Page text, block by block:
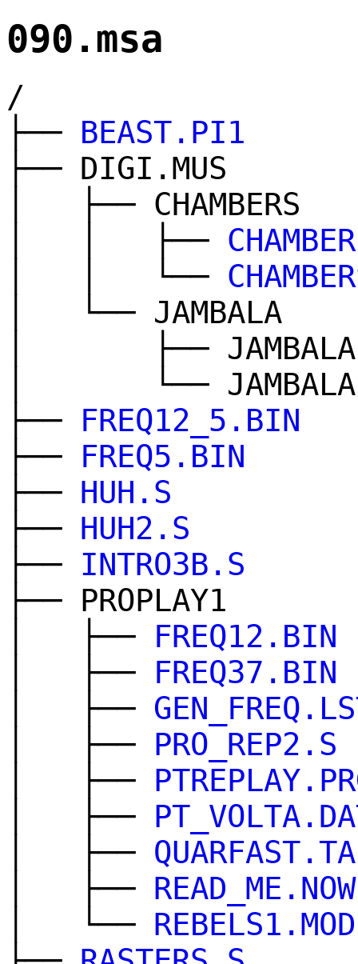
090.msa
/
├── BEAST.PI1
├── DIGI.MUS
│ ├── CHAMBERS
│ │ ├──
│ │ └──
│ └── JAMBALA
│ ├──
│ └──
├── FREQ12_5.BIN
├── FREQ5.BIN
├── HUH.S
├── HUH2.S
├── INTRO3B.S
├── PROPLAY1
│ ├── FREQ12.BIN
│ ├── FREQ37.BIN
│ ├──
│ ├── PRO_REP2.S
│ ├──
│ ├──
│ ├──
│ ├── READ_ME.NOW
│ └── REBELS1.MOD